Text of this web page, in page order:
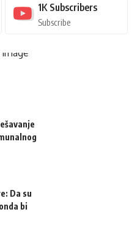
1K Subscribers
Subscribe
Da su
bi